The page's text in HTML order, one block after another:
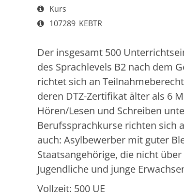
Art bzw. Nummer:
Kurs
Art bzw. Nummer:
107289_KEBTR
Der insgesamt 500
des Sprachlevels B2 nach dem
richtet sich an
deren DTZ-Zertifikat älter als 6
Hören/Lesen und Schreiben
Berufssprachkurse richten sich
auch: Asylbewerber mit guter
Staatsangehörige, die nicht
Jugendliche und junge
Vollzeit: 500 UE